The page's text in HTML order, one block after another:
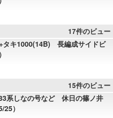
17件のビュー
タキ1000(14B) 長編成サイドビ
15件のビュー
系しなの号など 休日の篠ノ井
）